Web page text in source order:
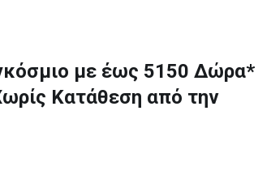
με έως 5150 Δώρα*
Κατάθεση από την